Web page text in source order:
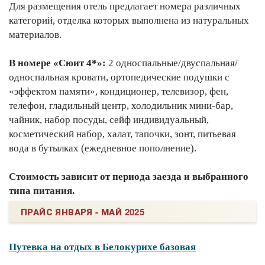
Для размещения отель предлагает номера различных
категорий, отделка которых выполнена из натуральных
материалов.
В номере «Сюит 4*»: 2 односпальные/двуспальная/
односпальная кровати, ортопедические подушки с
«эффектом памяти», кондиционер, телевизор, фен,
телефон, гладильный центр, холодильник мини-бар,
чайник, набор посуды, сейф индивидуальный,
косметический набор, халат, тапочки, зонт, питьевая
вода в бутылках (ежедневное пополнение).
Cтоимость зависит от периода заезда и выбранного
типа питания.
ПРАЙС ЯНВАРЯ - МАЙ 2025
Путевка на отдых в Белокурихе базовая